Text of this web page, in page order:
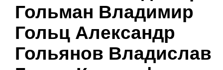
Гольман Владимир
Гольц Александр
Гольянов Владислав